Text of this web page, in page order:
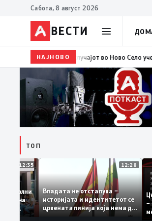
Сабота, 8 август 2026
ВЕСТИ
НАЈНОВО10:37ВМРО-ДПМНЕ: „Детето“
ТОП
12:35
се задоволни
на
12:28
Владата не отстапува –
историјата и идентитетот се
црвената линија која нема да
се погази